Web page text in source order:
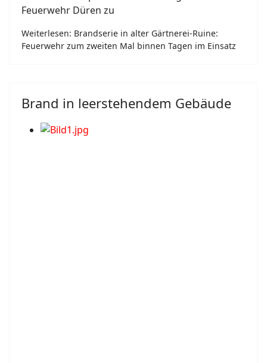
Feuerwehr Düren zu
Weiterlesen: Brandserie in alter Gärtnerei-Ruine:
Feuerwehr zum zweiten Mal binnen Tagen im Einsatz
Brand in leerstehendem Gebäude